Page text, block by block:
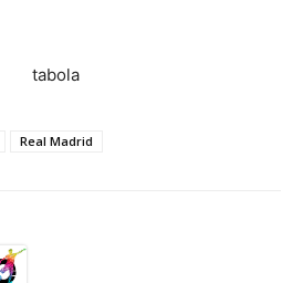
tabola
Real Madrid